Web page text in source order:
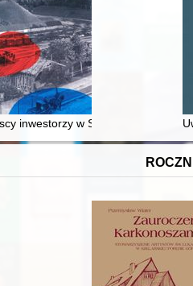
inwestorzy w Sopocie : prestiż